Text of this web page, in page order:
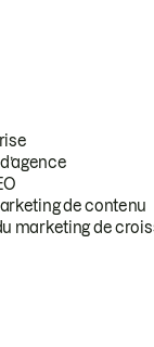
de contenu
marketing de